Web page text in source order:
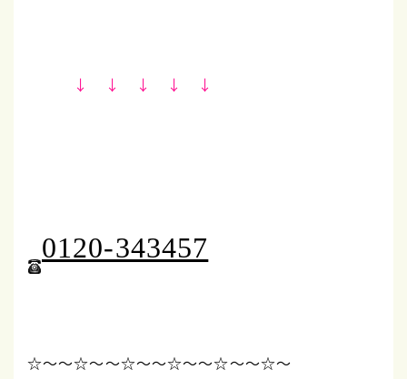
↓ ↓ ↓ ↓ ↓
0120-343457
☆～～☆～～☆～～☆～～☆～～☆～